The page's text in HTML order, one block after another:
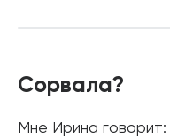
Сорвала?
Мне Ирина